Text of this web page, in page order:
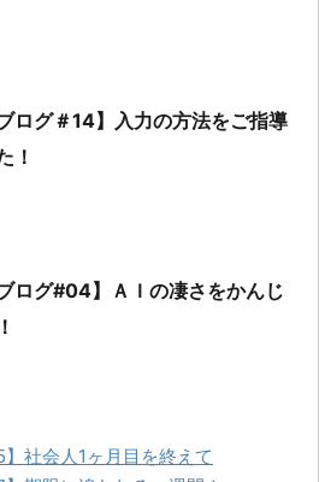
ブログ＃14】入力の方法をご指導
！
ブログ#04】ＡＩの凄さをかんじ
】社会人1ヶ月目を終えて